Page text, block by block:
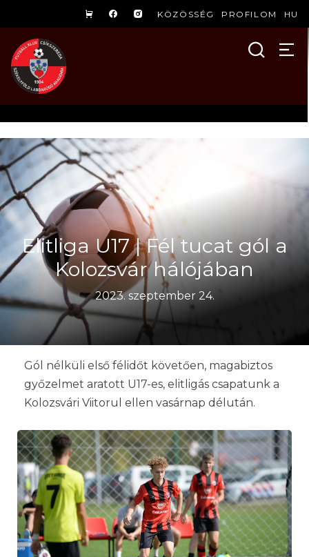
KÖZÖSSÉG PROFILOM HU
Elitliga U17 | Fél tucat gól a
Kolozsvár hálójában
2023. szeptember 24.
Gól nélküli első félidőt követően, magabiztos
győzelmet aratott U17-es, elitligás csapatunk a
Kolozsvári Viitorul ellen vasárnap délután.